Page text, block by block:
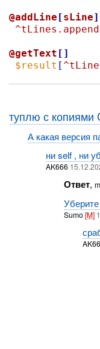
@addLine [sLine]
^tLines.append
@getText []
$result [
туплю с копиями
А какая версия
ни self , ни
AK666
Ответ,
Sumo[M]